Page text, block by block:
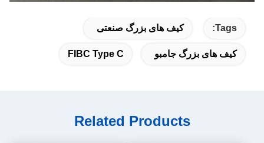
Tags: کیف های بزرگ صنعتی
کیف های بزرگ جامبو FIBC Type C
Related Products